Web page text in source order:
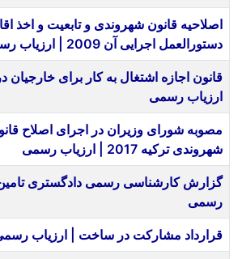
اصلاحیه قانون شهروندی و تابعیت و اخذ
دستورالعمل اجرایی آن 2009 | ارزیاب رسمی
ارزیاب رسمی
مصوبه شورای وزیران در اجرای اصلاح
شهروندی ترکیه 2017 | ارزیاب رسمی
گزارش کارشناسی رسمی دادگستری تامین
رسمی
قرارداد مشارکت در ساخت | ارزیاب